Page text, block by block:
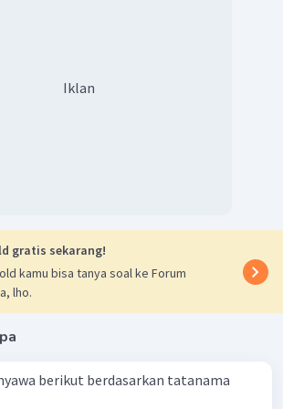
Iklan
gratis sekarang!
kamu bisa tanya soal ke Forum
lho.
berikut berdasarkan tatanama